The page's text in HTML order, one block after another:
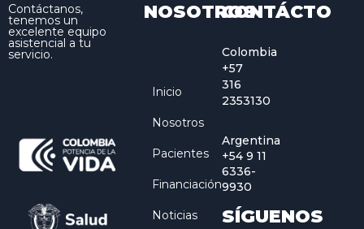
Contáctanos,
tenemos un
excelente equipo
asistencial a tu
servicio.
NOSOTROS
Inicio
Nosotros
Pacientes
Financiación
Noticias
CONTÁCTO
Colombia
+57
316
2353130
Argentina
+54 9 11
6336-
9930
SÍGUENOS